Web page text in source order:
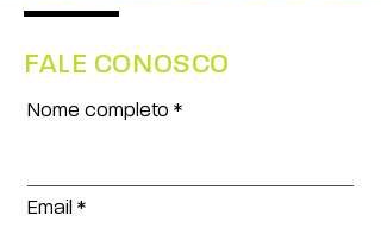
FALE CONOSCO
Nome completo
Email